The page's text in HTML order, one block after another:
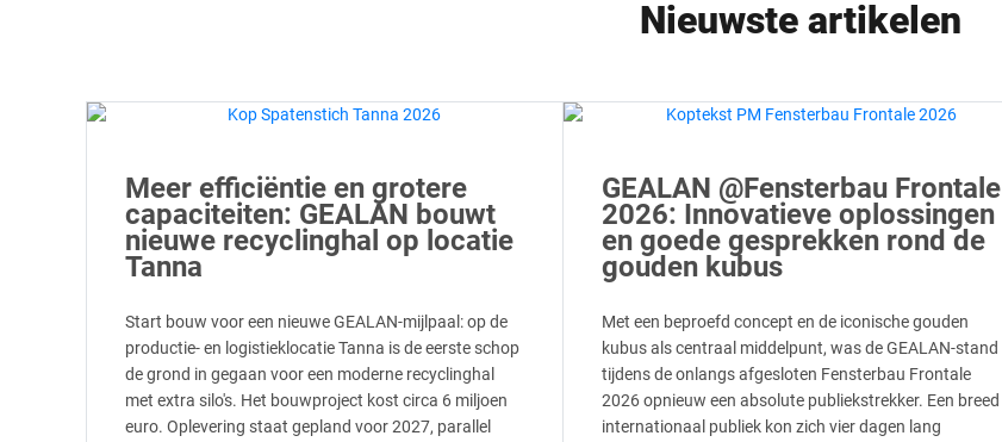
Nieuwste artikelen
Meer efficiëntie en grotere
capaciteiten: GEALAN bouwt
nieuwe recyclinghal op locatie
Tanna
Start bouw voor een nieuwe GEALAN-mijlpaal: op de
productie- en logistieklocatie Tanna is de eerste schop
de grond in gegaan voor een moderne recyclinghal
met extra silo's. Het bouwproject kost circa 6 miljoen
euro. Oplevering staat gepland voor 2027, parallel
GEALAN @Fensterbau Frontale
2026: Innovatieve oplossingen
en goede gesprekken rond de
gouden kubus
Met een beproefd concept en de iconische gouden
kubus als centraal middelpunt, was de GEALAN-stand
tijdens de onlangs afgesloten Fensterbau Frontale
2026 opnieuw een absolute publiekstrekker. Een breed
internationaal publiek kon zich vier dagen lang